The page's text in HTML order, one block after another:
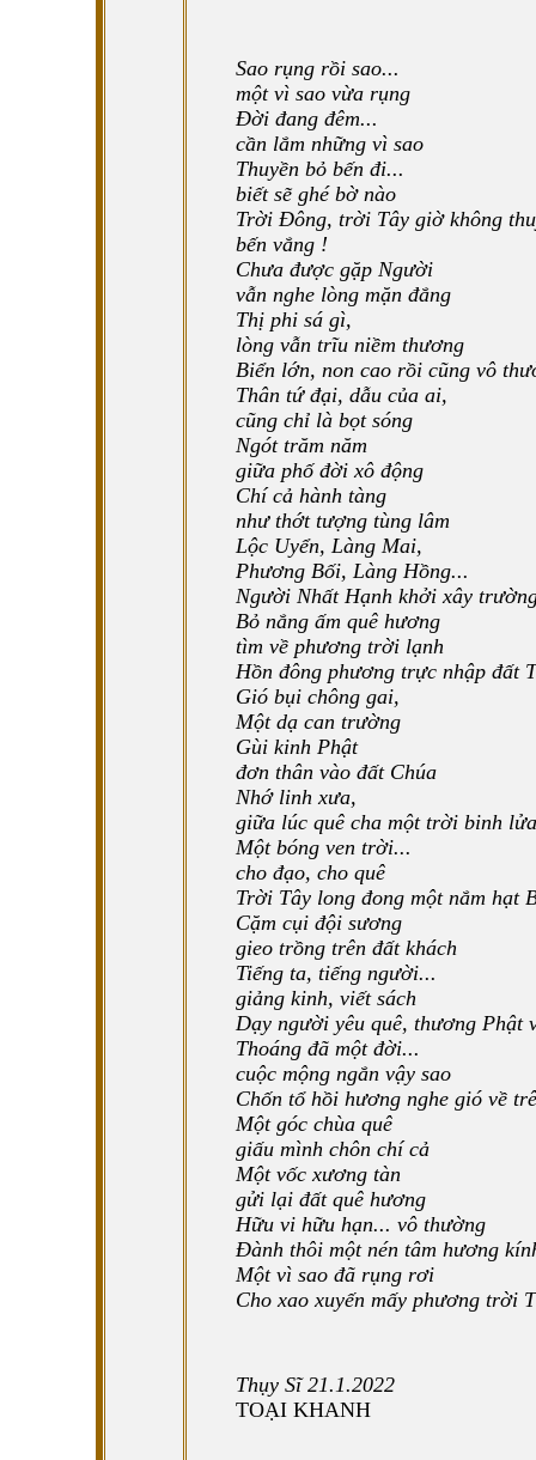
Sao rụng rồi sao...
một vì sao vừa rụng
Đời đang đêm...
cần lắm những vì sao
Thuyền bỏ bến đi...
biết sẽ ghé bờ nào
Trời Đông, trời Tây giờ không
bến vắng !
Chưa được gặp Người
vẫn nghe lòng mặn đắng
Thị phi sá gì,
lòng vẫn trĩu niềm thương
Biển lớn, non cao rồi cũng vô
Thân tứ đại, dẫu của ai,
cũng chỉ là bọt sóng
Ngót trăm năm
giữa phố đời xô động
Chí cả hành tàng
như thớt tượng tùng lâm
Lộc Uyển, Làng Mai,
Phương Bối, Làng Hồng...
Người Nhất Hạnh khởi xây
Bỏ nắng ấm quê hương
tìm về phương trời lạnh
Hồn đông phương trực nhập đất
Gió bụi chông gai,
Một dạ can trường
Gùi kinh Phật
đơn thân vào đất Chúa
Nhớ linh xưa,
giữa lúc quê cha một trời binh lửa
Một bóng ven trời...
cho đạo, cho quê
Trời Tây long đong một nắm hạt
Cặm cụi đội sương
gieo trồng trên đất khách
Tiếng ta, tiếng người...
giảng kinh, viết sách
Dạy người yêu quê, thương Phật
Thoáng đã một đời...
cuộc mộng ngắn vậy sao
Chốn tổ hồi hương nghe gió về
Một góc chùa quê
giấu mình chôn chí cả
Một vốc xương tàn
gửi lại đất quê hương
Hữu vi hữu hạn... vô thường
Đành thôi một nén tâm hương
Một vì sao đã rụng rơi
Cho xao xuyến mấy phương trời
Thụy Sĩ 21.1.2022
TOẠI KHANH